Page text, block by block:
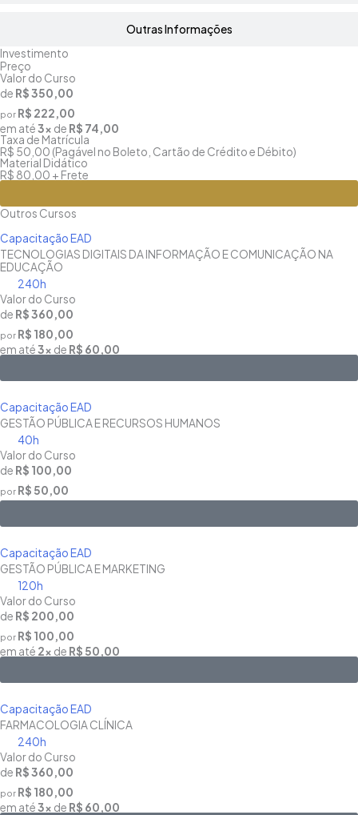
Outras Informações
Investimento
Preço
Valor do Curso
de R$ 350,00
por R$ 222,00
em até3x de R$ 74,00
Taxa de Matrícula
R$ 50,00 (Pagável no Boleto, Cartão de Crédito e Débito)
Material Didático
R$ 80,00 + Frete
Outros Cursos
Capacitação EAD
TECNOLOGIAS DIGITAIS DA INFORMAÇÃO E COMUNICAÇÃO NA
EDUCAÇÃO
240h
Valor do Curso
de R$ 360,00
por R$ 180,00
em até3x de R$ 60,00
Capacitação EAD
GESTÃO PÚBLICA E RECURSOS HUMANOS
40h
Valor do Curso
de R$ 100,00
por R$ 50,00
Capacitação EAD
GESTÃO PÚBLICA E MARKETING
120h
Valor do Curso
de R$ 200,00
por R$ 100,00
em até 2x de R$ 50,00
Capacitação EAD
FARMACOLOGIA CLÍNICA
240h
Valor do Curso
de R$ 360,00
por R$ 180,00
em até3x de R$ 60,00